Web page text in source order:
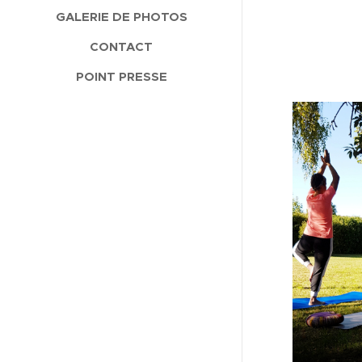
GALERIE DE PHOTOS
CONTACT
POINT PRESSE